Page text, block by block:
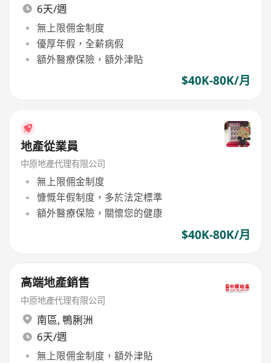
6天/週
無上限佣金制度
優厚年假，全薪病假
額外醫療保險，額外津貼
$40K-80K/月
地產從業員
中原地產代理有限公司
無上限佣金制度
慷慨年假制度，多於法定標準
額外醫療保險，關懷您的健康
$40K-80K/月
高端地產銷售
中原地產代理有限公司
南區, 鴨脷洲
6天/週
無上限佣金制度，額外津貼